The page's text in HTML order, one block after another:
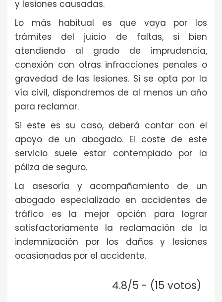
y lesiones causadas.
Lo más habitual es que vaya por los
trámites del juicio de faltas, si bien
atendiendo al grado de imprudencia,
conexión con otras infracciones penales o
gravedad de las lesiones. Si se opta por la
vía civil, dispondremos de al menos un año
para reclamar.
Si este es su caso, deberá contar con el
apoyo de un abogado. El coste de este
servicio suele estar contemplado por la
póliza de seguro.
La asesoría y acompañamiento de un
abogado especializado en accidentes de
tráfico es la mejor opción para lograr
satisfactoriamente la reclamación de la
indemnización por los daños y lesiones
ocasionadas por el accidente.
4.8/5 - (15 votos)